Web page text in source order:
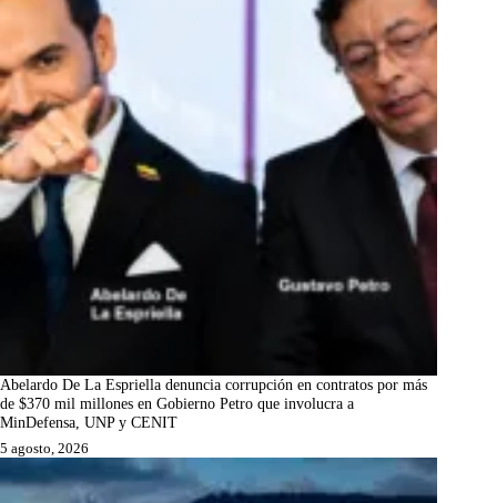
Abelardo De La Espriella denuncia corrupción en contratos por más
de $370 mil millones en Gobierno Petro que involucra a
MinDefensa, UNP y CENIT
5 agosto, 2026